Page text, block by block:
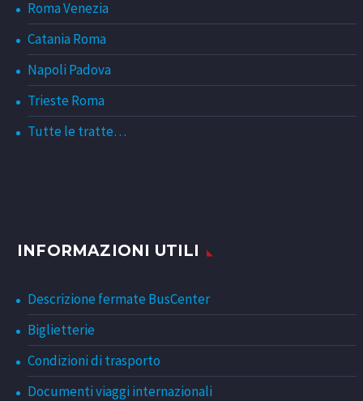
Roma Venezia
Catania Roma
Napoli Padova
Trieste Roma
Tutte le tratte…
INFORMAZIONI UTILI
Descrizione fermate BusCenter
Biglietterie
Condizioni di trasporto
Documenti viaggi internazionali